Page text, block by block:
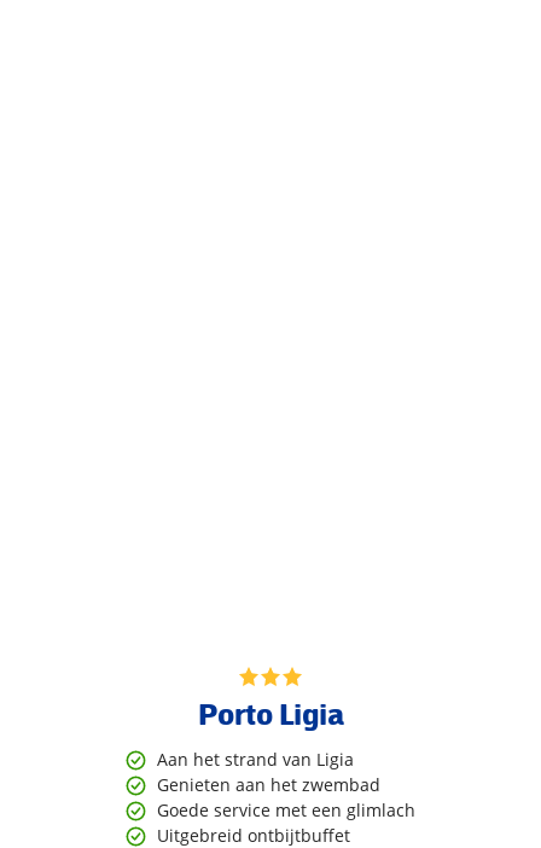
Porto Ligia
Aan het strand van Ligia
Genieten aan het zwembad
Goede service met een glimlach
Uitgebreid ontbijtbuffet